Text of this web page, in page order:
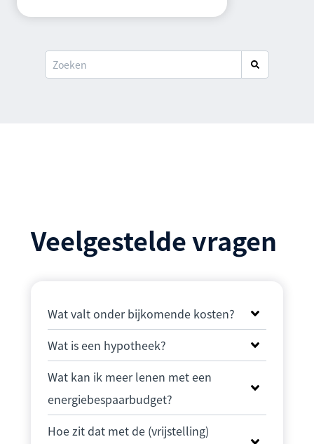
Veelgestelde vragen
Wat valt onder bijkomende kosten?
Wat is een hypotheek?
Wat kan ik meer lenen met een
energiebespaarbudget?
Hoe zit dat met de (vrijstelling)